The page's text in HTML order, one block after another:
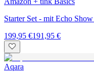
Starter Set - mit Echo
199,95 €191,95 €
Aqara